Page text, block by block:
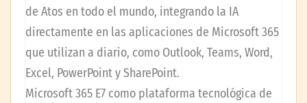
de Atos en todo el mundo, integrando la IA
directamente en las aplicaciones de Microsoft 365
que utilizan a diario, como Outlook, Teams, Word,
Excel, PowerPoint y SharePoint.
Microsoft 365 E7 como plataforma tecnológica de